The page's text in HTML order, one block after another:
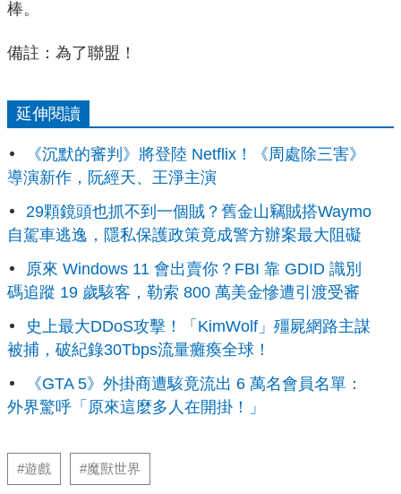
棒。
備註：為了聯盟！
延伸閱讀
《沉默的審判》將登陸 Netflix！《周處除三害》
導演新作，阮經天、王淨主演
29顆鏡頭也抓不到一個賊？舊金山竊賊搭Waymo
自駕車逃逸，隱私保護政策竟成警方辦案最大阻礙
原來 Windows 11 會出賣你？FBI 靠 GDID 識別
碼追蹤 19 歲駭客，勒索 800 萬美金慘遭引渡受審
史上最大DDoS攻擊！「KimWolf」殭屍網路主謀
被捕，破紀錄30Tbps流量癱瘓全球！
《GTA 5》外掛商遭駭竟流出 6 萬名會員名單：
外界驚呼「原來這麼多人在開掛！」
#遊戲 #魔獸世界